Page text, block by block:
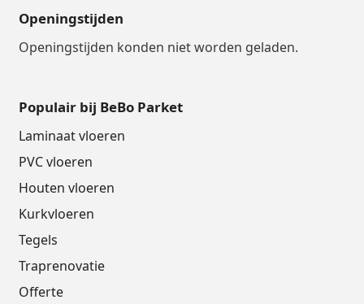
Openingstijden
Openingstijden konden niet worden geladen.
Populair bij BeBo Parket
Laminaat vloeren
PVC vloeren
Houten vloeren
Kurkvloeren
Tegels
Traprenovatie
Offerte